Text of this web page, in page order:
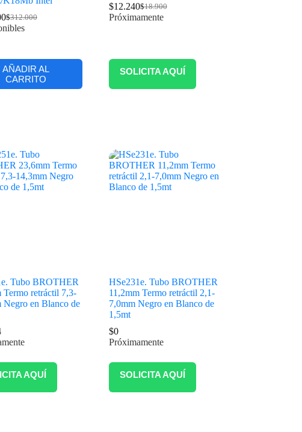
$312.000
AÑADIR AL
CARRITO
$18.900
$12.240
Próximamente
SOLICITA AQUÍ
Tubo BROTHER
Termo retráctil 7,3-
Negro en Blanco de
AQUÍ
HSe231e. Tubo BROTHER
11,2mm Termo retráctil 2,1-
7,0mm Negro en Blanco de
1,5mt
$0
Próximamente
SOLICITA AQUÍ